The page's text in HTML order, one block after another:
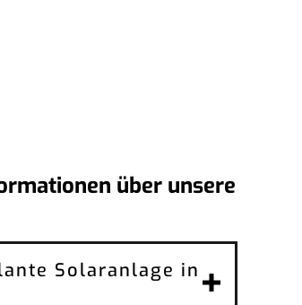
über unsere
Solaranlage in